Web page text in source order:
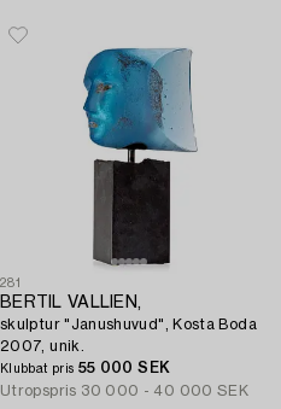
281
BERTIL VALLIEN,
skulptur "Janushuvud", Kosta Boda
2007, unik.
Klubbat pris 55 000 SEK
Utropspris 30 000 - 40 000 SEK